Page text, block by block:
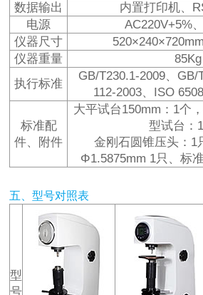
数据输出
内置打印机、
电源
AC220V+5%
仪器尺寸
仪器重量
85Kg
执行标准
GB/T230.1-2009、GB/
112-2003、ISO
标准配
件、附件
大平试台150mm：1个
型试台：1
金刚石圆锥压头：1
Φ1.5875mm 1只、标
五、型号对照表
型
号